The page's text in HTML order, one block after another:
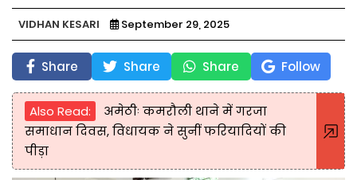
VIDHAN KESARI September 29, 2025
Share Share Share Follow
Also Read:
अमेठीः कमरौली थाने में गरजा
समाधान दिवस, विधायक ने सुनीं फरियादियों की
पीड़ा